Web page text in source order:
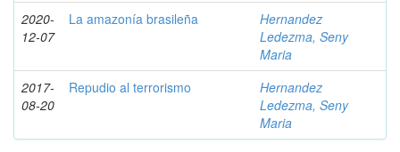
2020-
12-07
La amazonía brasileña
Hernandez
Ledezma, Seny
Maria
2017-
08-20
Repudio al terrorismo
Hernandez
Ledezma, Seny
Maria